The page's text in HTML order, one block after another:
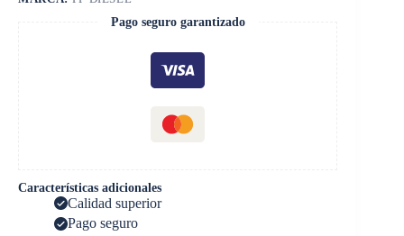
Pago seguro garantizado
Características adicionales
Calidad superior
Pago seguro